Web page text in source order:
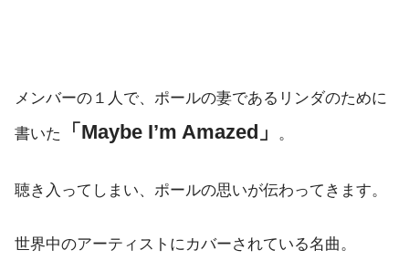
メンバーの１人で、ポールの妻であるリンダのために
書いた 「Maybe I’m Amazed」 。
聴き入ってしまい、ポールの思いが伝わってきます。
世界中のアーティストにカバーされている名曲。